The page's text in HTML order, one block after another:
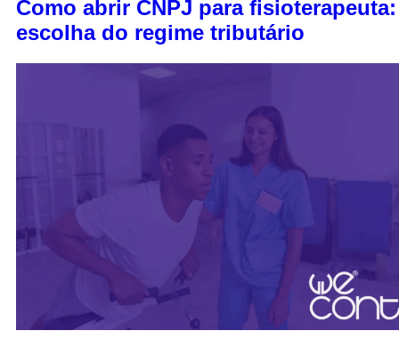
Como abrir CNPJ para fisioterapeuta:
escolha do regime tributário